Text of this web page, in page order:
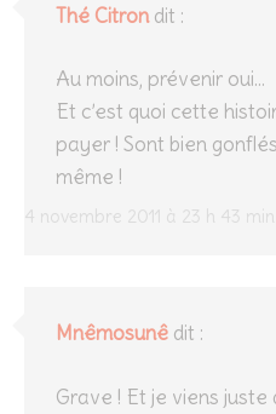
Thé Citron dit :
4 novembre 2011 à 23 h 43 min
Au moins, prévenir oui…
Et c’est quoi cette
payer ! Sont bien
même !
Mnêmosunê dit :
Grave ! Et je viens juste